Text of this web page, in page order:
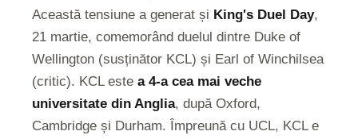
Această tensiune a generat și King's Duel Day,
21 martie, comemorând duelul dintre Duke of
Wellington (susținător KCL) și Earl of Winchilsea
(critic). KCL este a 4-a cea mai veche
universitate din Anglia, după Oxford,
Cambridge și Durham. Împreună cu UCL, KCL e